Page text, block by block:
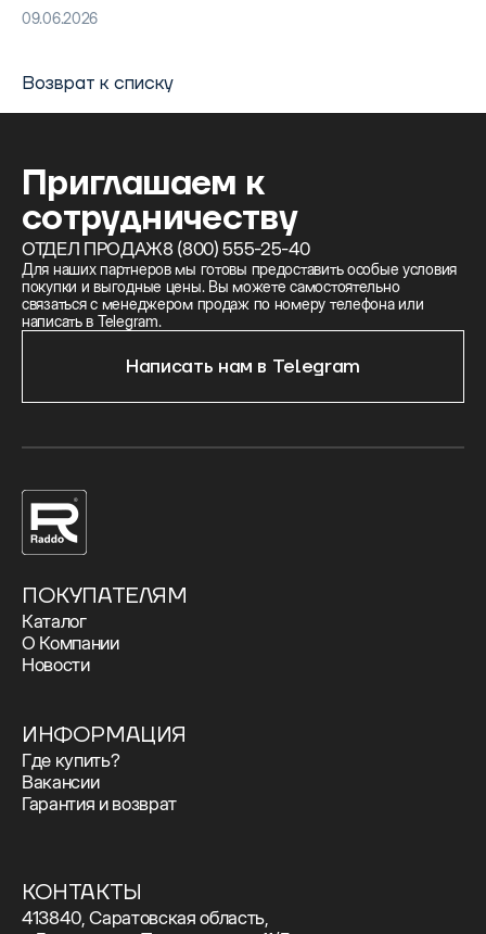
и ВСЯ! (Обратная сторона жесткости и
09.06.2026
Возврат к списку
Приглашаем к
сотрудничеству
ОТДЕЛ ПРОДАЖ8 (800) 555-25-40
Для наших партнеров мы готовы предоставить особые условия
покупки и выгодные цены. Вы можете самостоятельно
связаться с менеджером продаж по номеру телефона или
написать в Telegram.
Написать нам в Telegram
ПОКУПАТЕЛЯМ
Каталог
О Компании
Новости
ИНФОРМАЦИЯ
Где купить?
Вакансии
Гарантия и возврат
КОНТАКТЫ
413840, Саратовская область,